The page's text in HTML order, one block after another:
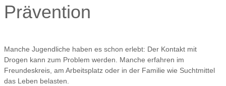
Prävention
Manche Jugendliche haben es schon erlebt: Der Kontakt mit
Drogen kann zum Problem werden. Manche erfahren im
Freundeskreis, am Arbeitsplatz oder in der Familie wie Suchtmittel
das Leben belasten.